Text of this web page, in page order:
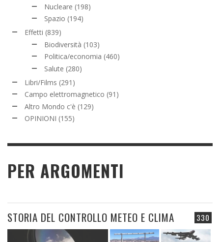
Nucleare (198)
Spazio (194)
Effetti (839)
Biodiversità (103)
Politica/economia (460)
Salute (280)
Libri/Films (291)
Campo elettromagnetico (91)
Altro Mondo c'è (129)
OPINIONI (155)
PER ARGOMENTI
330
STORIA DEL CONTROLLO METEO E CLIMA